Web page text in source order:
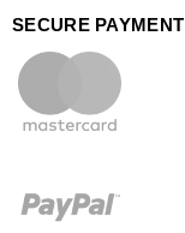
SECURE PAYMENT